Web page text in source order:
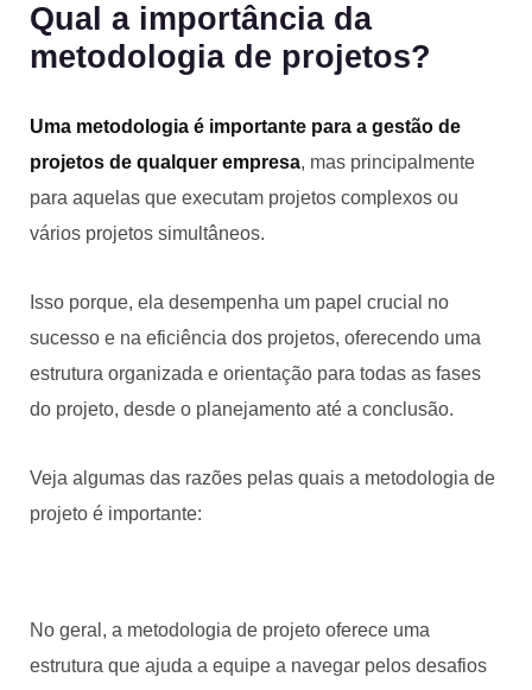
Qual a importância da
metodologia de projetos?
Uma metodologia é importante para a gestão de
projetos de qualquer empresa, mas principalmente
para aquelas que executam projetos complexos ou
vários projetos simultâneos.
Isso porque, ela desempenha um papel crucial no
sucesso e na eficiência dos projetos, oferecendo uma
estrutura organizada e orientação para todas as fases
do projeto, desde o planejamento até a conclusão.
Veja algumas das razões pelas quais a metodologia de
projeto é importante:
No geral, a metodologia de projeto oferece uma
estrutura que ajuda a equipe a navegar pelos desafios